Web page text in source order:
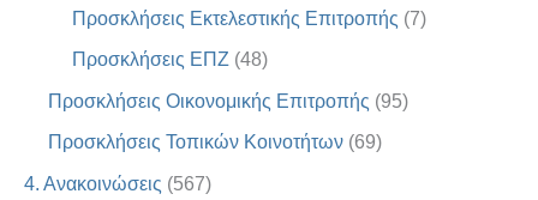
Προσκλήσεις Εκτελεστικής Επιτροπής (7)
Προσκλήσεις ΕΠΖ (48)
Προσκλήσεις Οικονομικής Επιτροπής (95)
Προσκλήσεις Τοπικών Κοινοτήτων (69)
4. Ανακοινώσεις (567)